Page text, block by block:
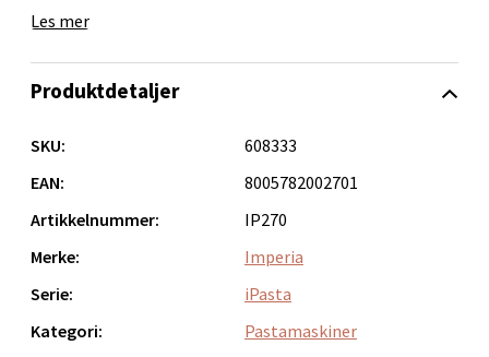
Les mer
Produktdetaljer
SKU:
608333
EAN:
8005782002701
Artikkelnummer:
IP270
Merke:
Imperia
Serie:
iPasta
Kategori:
Pastamaskiner
0 i butikk
Bergen - Oasen Senter
Åpent i dag 10-21